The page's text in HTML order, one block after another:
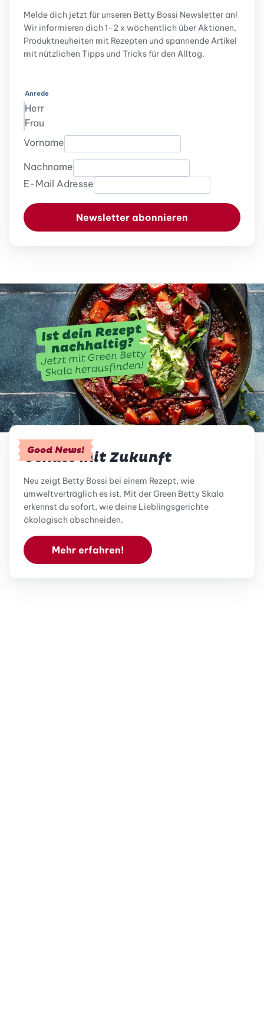
Melde dich jetzt für unseren Betty Bossi Newsletter an!
Wir informieren dich 1-2 x wöchentlich über Aktionen,
Produktneuheiten mit Rezepten und spannende Artikel
mit nützlichen Tipps und Tricks für den Alltag.
Anrede
Herr
Frau
Vorname
Nachname
E-Mail Adresse
Newsletter abonnieren
Good News!
Genuss mit Zukunft
Neu zeigt Betty Bossi bei einem Rezept, wie
umweltverträglich es ist. Mit der Green Betty Skala
erkennst du sofort, wie deine Lieblingsgerichte
ökologisch abschneiden.
Mehr erfahren!